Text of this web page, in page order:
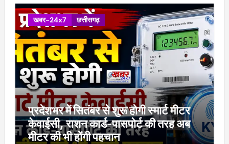
खबर-24x7 छत्तीसगढ़
प्रदेशभर में सितंबर से शुरू होगी स्मार्ट मीटर
केवाईसी, राशन कार्ड-पासपोर्ट की तरह अब
मीटर की भी होंगी पहचान